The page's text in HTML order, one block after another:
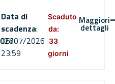
Data di
scadenza:
06/07/2026
23:59
Scaduto
da:
33
giorni
Maggiori
dettagli